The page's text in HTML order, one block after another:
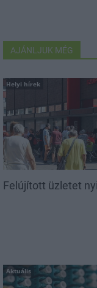
AJÁNLJUK MÉG
Helyi hírek
Felújított üzletet
Aktuális